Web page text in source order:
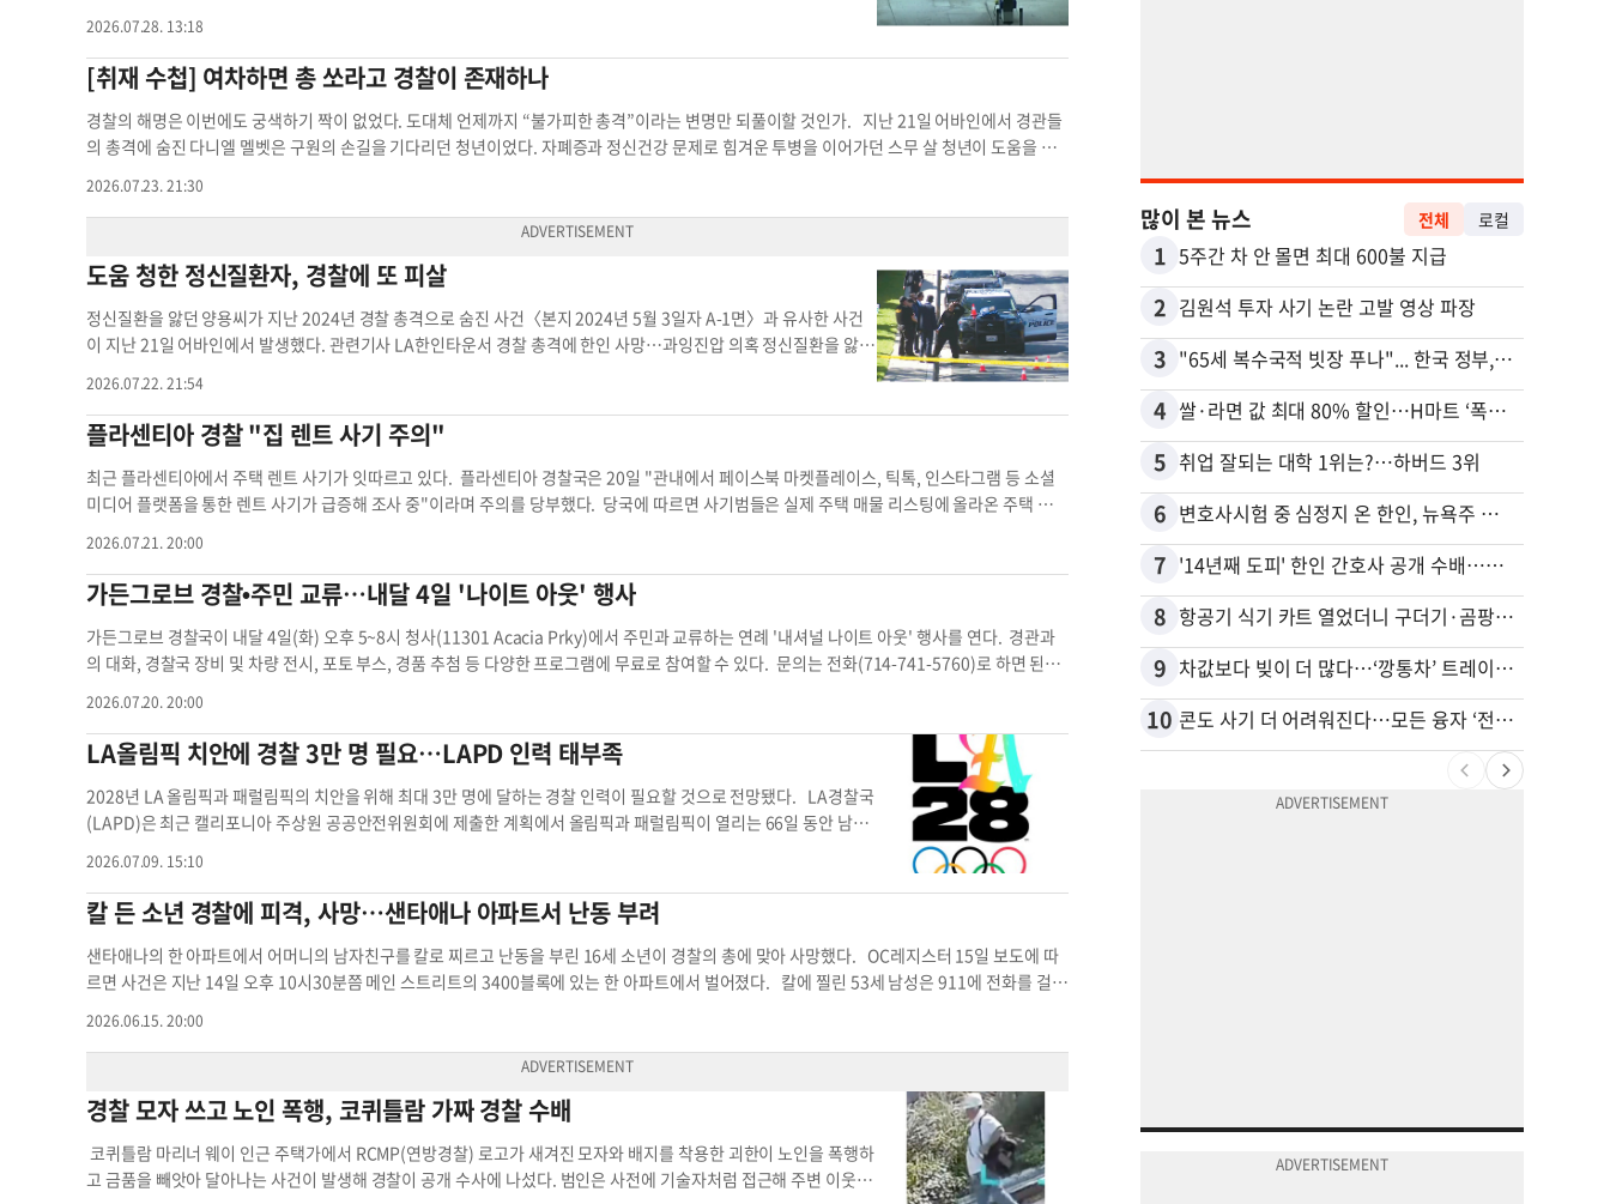
adailytoronto.com
용 주민과의 소통을 강화하고 지역사회 신뢰 형성에 도움이 될 것으로 기대했다. 그러나 민간 경찰감시기구(COPA)
자료에 따르면 2023년 이후 라티노 경관에 대한 신고가 가장 많아, 인종 다양성과 경찰 개혁은 별개 문제라는 지적도
나온다. CPD 내 한국계 경찰관 수는 별도 집계되지 않았으며, 아시아계 경찰관은 전체의 3.5% 정도로 추산됐다. 시
카고 전체 인구에서 아사아계가 차지하는 비율(약 7%)의 절반 수준에 불과하다. 2023년 신규 채용 경찰관 중에 아시
아계는 5%(32명), 라티노 53%, 흑인 23%, 백인 18%였다. 전문가들은 경찰 조직이 지역사회 인구 구성을 닮는 것
강조한다. #시카고중앙일보 #시카고 #일리노이 #미중서부 #시카고경찰 #인종 Kevin Rho 기자시카고 경찰 시카고
경찰청 백인 경찰관 시카고 일리노이대
지 않을 정도로 짙게 선팅되어 있었다. 도주 차량은 추격 과정에서 시속 130마일이 넘는 속도로 질주하며 경찰 추격
대를 따돌렸다. 워낙 빠른 속도로 달아난 탓에 현장을 취재하던 ABC7 뉴스 헬리콥터마저 한때 차량을 놓치기도 했다.
운전자는 도주 도중 프리웨이를 빠져나와 한 주유소에 진입하는 대담함까지 보였다. 그는 차량에 가스를 주유한 뒤
다시 프리웨이에 올라 도주극을 이어갔다. 긴박했던 추격전은 패서디나 지역 델몬테 스트리트와 포리스트 애비뉴 인
근에서 끝이 났다. 운전자와 동승자 2명은 차량을 버리고 도보로 달아나려 했으나 현장에서 모두 체포됐다. 김경준 기
2026.07.28. 13:18
[취재 수첩] 여차하면 총 쏘라고 경찰이 존재하나
경찰의 해명은 이번에도 궁색하기 짝이 없었다. 도대체 언제까지 “불가피한 총격”이라는 변명만 되풀이할 것인가. 지난 21일 어바인에서 경관들
의 총격에 숨진 다니엘 멜벳은 구원의 손길을 기다리던 청년이었다. 자폐증과 정신건강 문제로 힘겨운 투병을 이어가던 스무 살 청년이 도움을 청
아버지에게도 “칼을 들고 있어 도움이 필요하다. 경찰을 부르겠다”고 말했다. 타인을 해치려는 목적이 아니었다. 스스로 통제하기 힘든 위기 상황
에서 구조 요청을 보낸 것이었다. 현장에는 경찰 위기협상팀(CNT)과 어바인 비무장대응팀(I-CARE), 소방 인력까지 총동원됐다. 정신건강 위기
가왔기에 총격이 불가피했다고 해명한다. 그러나 정신질환자가 직접 도움을 요청했다는 맥락을 빼고, 총격 직전 단 몇 초만을 떼어놓고 행위의 정
당성을 판단해서는 안 된다. 긴박한 상황에 이르기까지 전문 대응 인력은 과연 제 역할을 다했는지, 충분한 안전거리를 확보하거나 비살상 장비를
활용할 여지는 없었는지, 나아가 위기대응팀은 왜 총격이라는 최악의 비극을 막지 못했는지를 냉정히 따져 물어야 한다. 멜벳의 아버지는 다시는
돌아올 수 없는 아들을 떠올리며 “경찰을 부른 것이 실수였다”고 절규했다. 마치 2년 전 비극의 데자뷔다. LA 한인타운에서 양용씨가 경찰 총격
으로 숨졌을 당시에도 경찰은 그의 상태를 사전에 인지하고 있었다. 현장에 정신건강국 직원까지 동행했으나, 경찰은 잠긴 문을 강제로 열었고 칼
을 든 채 다가오는 양씨를 향해 곧바로 총을 발포했다. 비살상 무기 활용이나 추가적인 대화, 후퇴 및 고립 유도 같은 대안책은 현장에서 전혀 작동
하지 않았다. 두 사건의 공통점은 명확하다. 정신질환자 대응 체계라는 제도적 틀은 존재했으나, 정작 생사가 갈리는 결정적 순간에는 무용지물로
책임을 묻는 시스템마저 사실상 마비되어 있다는 사실이다. 가주 법무부가 최근 5년간 종결한 경찰 총격 사건 41건 가운데 기소로 이어진 사례는
단 한 건도 없었다. 경찰의 임무는 위기 상황을 신속히 종식하는 것뿐만 아니라, 인명을 보호하고 상황을 안전하게 마무리하는 데도 있다. 똑같은
비극이 계속 되풀이되고 있다면, 이제는 겉핥기식 교육이나 매뉴얼 타령을 넘어 법을 바꿔서라도 엄중한 책임과 결과를 물어야 한다. 김경준 사회
부 기자취재 수첩 여차 경찰 경찰 총격 경찰 위기협상팀 어바인 비무장대응팀
2026.07.23. 21:30
도움 청한 정신질환자, 경찰에 또 피살
정신질환을 앓던 양용씨가 지난 2024년 경찰 총격으로 숨진 사건〈본지 2024년 5월 3일자 A-1면〉과 유사한 사건
이 지난 21일 어바인에서 발생했다. 관련기사 LA한인타운서 경찰 총격에 한인 사망…과잉진압 의혹 정신질환을 앓고
도 경관들이 총격을 가해 숨지는 일이 발생하면서 법 집행기관의 대응 방식을 둘러싼 논란이 다시 불붙고 있다. 어바
인 경찰국에 따르면 이날 오전 11시 45분쯤 한 남성이 911에 전화해 자신이 정신질환을 겪고 있으며 흉기를 든 채 집
밖에 나와 있다고 신고했다. 신고를 접수한 경관들과 경찰국 위기협상팀(CNT)은 선게이트와 실크우드 교차로 인근
주택으로 출동했다. 현장에는 어바인 비무장대응팀(I-CARE)과 오렌지카운티 소방국(OCFA)도 출동해 대기 중이었
다. 이 남성과 경찰은 1시간 넘게 대치를 이어갔다. 경찰은 남성이 투항하도록 설득했으나, 남성이 흉기를 든 채 경관
인근 병원으로 이송됐으나 끝내 숨졌다. 이번 사건은 양씨 사건과 상당 부분 닮아 있어 정신질환자에 대한 경찰 대응
의 적절성을 지적하는 또 다른 사례로 거론된다. 이번 사건과 관련해 양씨의 부친 양민 박사는 22일 본지와의 통화에
서 “일반인이라면 당사자를 안전하게 병원으로 보내거나 목숨을 살릴 방법을 찾기 위해 최대한 노력했을 것”이라며
“그러나 경찰은 상황을 진압하기 위해 사람을 죽여도 된다고 생각하는 것 같다”고 비판했다. 이어 “정신질환자와 마
주했을때는 무조건 상황을 제어하려 하기보다 사람 자체에 초점을 맞춰야 사상자 없이 상황을 해결할 수 있을 것”이라
스 로페즈 경관이 쏜 총에 맞아 숨졌다. 당시 현장에 있던 LA카운티 정신건강국(DMH) 직원 윤수태씨는 상황을 진정
시키기보다 섣불리 911에 신고했다는 비판을 받기도 했다. 로페즈 경관 역시 비살상 무기 대신 권총을 발사해 양씨를
숨지게 했다. 당시 경찰은 양씨가 정신질환을 앓고 있다는 사실을 사전에 인지하고 있던 상태였다. 양 박사는 경찰 총
격 사건의 기소율이 현저히 낮다는 점도 꼬집었다. 가주 법무부는 최근 5년간 시민을 상대로 한 경찰 총격 사건 41건에
대한 조사를 종결했으나, 기소로 이어진 사건은 단 한 건도 없었던 것으로 나타났다.〈본지 6월 19일자 A-1면〉 관련
시 이 같은 사실을 잘 알고 있어 총을 쏴도 기소되지 않을 것이라고 알기 때문에 안심하는 것 같다”고 지적했다. 김경준
기자정신질환자 경찰 정신질환자 경찰 어바인 경찰국 경찰국 위기협상팀
2026.07.22. 21:54
플라센티아 경찰 "집 렌트 사기 주의"
최근 플라센티아에서 주택 렌트 사기가 잇따르고 있다. 플라센티아 경찰국은 20일 "관내에서 페이스북 마켓플레이스, 틱톡, 인스타그램 등 소셜
미디어 플랫폼을 통한 렌트 사기가 급증해 조사 중"이라며 주의를 당부했다. 당국에 따르면 사기범들은 실제 주택 매물 리스팅에 올라온 주택 매물
수료 납부 요구 ▶타주, 외국에 머물고 있거나 아프다는 핑계로 집을 보여주는 것을 회피 ▶즉시 입금하지 않으면 다른 이에게 임대할 수밖에 없다
며 압박하는 등의 수법을 사용한다. 당국은 집을 직접 보기 전엔 절대 송금하지 말고 주택 주소를 이용해 질로, 리얼터닷컴 등 웹사이트에서 정상
거래인지, 주택 소유주가 누구인지 확인해야 한다고 조언했다. 렌트 사기가 의심될 경우엔 해당 지역 경찰국 또는 연방거래위원회(reportfraud.f
tc.gov)에 신고하면 된다. 임상환 기자 경찰 렌트 렌트 사기 주택 렌트 주택 매물
2026.07.21. 20:00
가든그로브 경찰•주민 교류…내달 4일 '나이트 아웃' 행사
가든그로브 경찰국이 내달 4일(화) 오후 5~8시 청사(11301 Acacia Prky)에서 주민과 교류하는 연례 '내셔널 나이트 아웃' 행사를 연다. 경관과
의 대화, 경찰국 장비 및 차량 전시, 포토 부스, 경품 추첨 등 다양한 프로그램에 무료로 참여할 수 있다. 문의는 전화(714-741-5760)로 하면 된다.
2026.07.20. 20:00
LA올림픽 치안에 경찰 3만 명 필요…LAPD 인력 태부족
2028년 LA 올림픽과 패럴림픽의 치안을 위해 최대 3만 명에 달하는 경찰 인력이 필요할 것으로 전망됐다. LA경찰국
(LAPD)은 최근 캘리포니아 주상원 공공안전위원회에 제출한 계획에서 올림픽과 패럴림픽이 열리는 66일 동안 남가
당하는 LAPD는 하루 최대 6700명의 경찰을 동시에 배치해야 하는 날도 있을 것으로 예상했다. 그러나 현재 LAPD
가 자체적으로 동원할 수 있는 인력은 약 2200명에 불과하다. 현재 LAPD 전체 경찰관은 약 8500명이지만 평상시 치
안 업무를 유지해야 하는 만큼 올림픽 경비에 투입할 수 있는 인력은 전체의 3분의 1 수준이다. 마리오 모타 LAPD 경
감은 “하루 약 4400명의 인력이 부족한 상황”이라며 “LAPD 관할 경기장만 담당하는 데도 총 1만2000~1만5000명
의 경찰이 필요하다”고 설명했다. 이어 LA시 외부에서 열리는 남가주 경기장까지 포함하면 추가로 1만2000~1만50
스 LA 시장이 추진하는 법안을 검토 중이다. 법안은 다른 주 경찰관들에게 임시 캘리포니아 경찰 자격을 부여해 202
8년 올림픽 기간 치안 업무를 수행할 수 있도록 허용하는 내용을 담고 있다. 법안을 발의한 티나 맥키너 주하원의원은
천 명에 이를 수 있는 타주 경찰들의 숙소와 교육 프로그램도 함께 준비하고 있다. LAPD는 이와 함께 2028년 여름
계올림픽을 통해 세 번째 올림픽 개최 도시가 된다. 올림픽은 2028년 7월 14일부터 30일까지, 패럴림픽은 8월 15일
부터 27일까지 열린다. 온라인 속보팀la올림픽 경찰 타주 경찰들 캘리포니아 경찰 신임 경찰관들
2026.07.09. 15:10
칼 든 소년 경찰에 피격, 사망…샌타애나 아파트서 난동 부려
샌타애나의 한 아파트에서 어머니의 남자친구를 칼로 찌르고 난동을 부린 16세 소년이 경찰의 총에 맞아 사망했다. OC레지스터 15일 보도에 따
르면 사건은 지난 14일 오후 10시30분쯤 메인 스트리트의 3400블록에 있는 한 아파트에서 벌어졌다. 칼에 찔린 53세 남성은 911에 전화를 걸어
발사했다고 밝혔다. 신원이 공개되지 않은 소년은 현장에서 사망했다. 칼에 찔린 남성은 인근 병원으로 이송된 후 회복 중이다. 당국은 사건 동기,
총격 상황 등을 조사 중이다. 임상환 기자소년 경찰 소년 경찰 피격 사망 인근 병원
2026.06.15. 20:00
경찰 모자 쓰고 노인 폭행, 코퀴틀람 가짜 경찰 수배
코퀴틀람 마리너 웨이 인근 주택가에서 RCMP(연방경찰) 로고가 새겨진 모자와 배지를 착용한 괴한이 노인을 폭행하
고 금품을 빼앗아 달아나는 사건이 발생해 경찰이 공개 수사에 나섰다. 범인은 사전에 기술자처럼 접근해 주변 이웃을
많이 본 뉴스 전체 로컬
1 5주간 차 안 몰면 최대 600불 지급
2 김원석 투자 사기 논란 고발 영상 파장
3 "65세 복수국적 빗장 푸나"... 한국 정부, 연령 완화 전면 추진
4 쌀·라면 값 최대 80% 할인…H마트 ‘폭탄 세일’
5 취업 잘되는 대학 1위는?…하버드 3위
6 변호사시험 중 심정지 온 한인, 뉴욕주 제소
7 '14년째 도피' 한인 간호사 공개 수배…메디케어 사기 유죄
8 항공기 식기 카트 열었더니 구더기·곰팡이…LAX 기내식 업체 논란
9 차값보다 빚이 더 많다…‘깡통차’ 트레이드인 급증
10 콘도 사기 더 어려워진다…모든 융자 ‘전체 심사’